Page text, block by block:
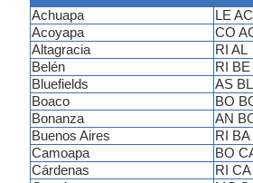
Achuapa LE AC
Acoyapa
CO
Altagracia
RI AL
Belén
RI BE
Bluefields
AS BL
Boaco
BO
Bonanza
AN
Buenos Aires
RI BA
Camoapa
BO
Cárdenas
RI CA